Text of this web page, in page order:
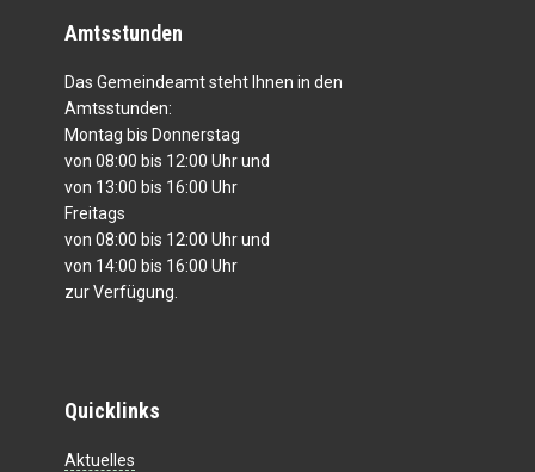
Amtsstunden
Das Gemeindeamt steht Ihnen in den
Amtsstunden:
Montag bis Donnerstag
von 08:00 bis 12:00 Uhr und
von 13:00 bis 16:00 Uhr
Freitags
von 08:00 bis 12:00 Uhr und
von 14:00 bis 16:00 Uhr
zur Verfügung.
Quicklinks
Aktuelles